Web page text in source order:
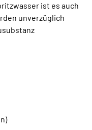
ist es auch
unverzüglich